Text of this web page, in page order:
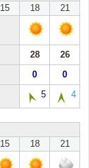
15 18 21
28
26
0 0
5 4
15 18 21